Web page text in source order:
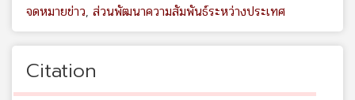
จดหมายข่าว, ส่วนพัฒนาความสัมพันธ์ระหว่างประเทศ
Citation